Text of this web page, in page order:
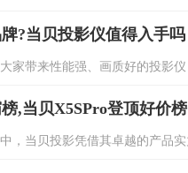
?当贝投影仪值得入手吗
家带来性能强、画质好的投影
,当贝X5SPro登顶好价榜
，当贝投影凭借其卓越的产品